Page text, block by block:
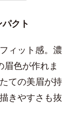
クト
ィット感。濃
色が作れま
ての美眉が持
きやすさも抜